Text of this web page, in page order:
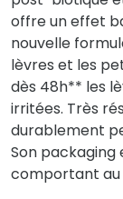
offre un effet
nouvelle
lèvres et les
dès 48h** les
irritées. Très
durablement
Son
comportant au